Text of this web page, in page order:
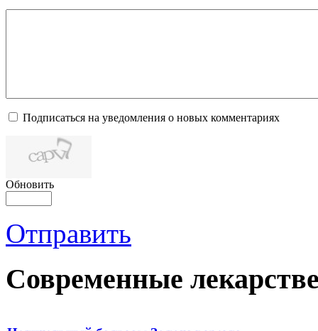
Подписаться на уведомления о новых комментариях
Обновить
Отправить
Современные